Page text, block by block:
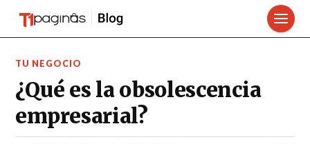
TU NEGOCIO
¿Qué es la obsolescencia
empresarial?